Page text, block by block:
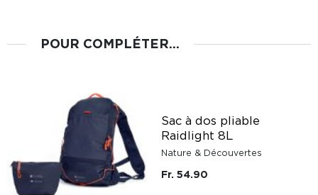
POUR COMPLÉTER...
Sac à dos pliable
Raidlight 8L
Nature & Découvertes
Fr. 54.90